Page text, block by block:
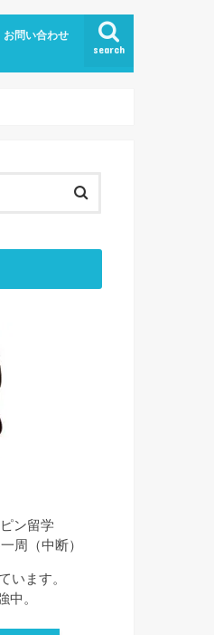
search
お問い合わせ
ン留学
周（中断）
います。
中。